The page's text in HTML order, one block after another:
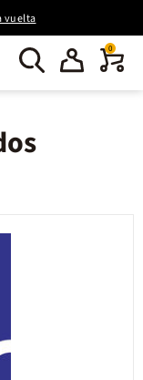
vuelta
0